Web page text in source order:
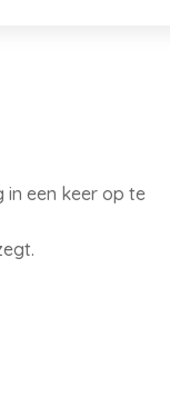
in een keer op te